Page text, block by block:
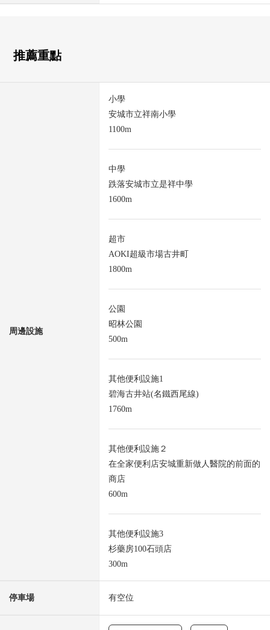
推薦重點
周邊設施
小學
安城市立祥南小學
1100m
中學
跌落安城市立是祥中學
1600m
超市
AOKI超級市場古井町
1800m
公園
昭林公園
500m
其他便利設施1
碧海古井站(名鐵西尾線)
1760m
其他便利設施２
在全家便利店安城重新做人醫院的前面的
商店
600m
其他便利設施3
杉藥房100石頭店
300m
停車場 有空位